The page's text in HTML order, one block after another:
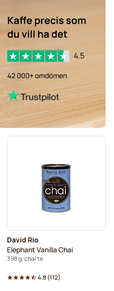
David Rio
Elephant Vanilla Chai
398 g. chai te
4.8(112)